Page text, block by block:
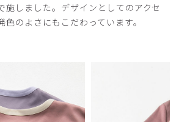
施しました。デザインとしてのアクセ
のよさにもこだわっています。